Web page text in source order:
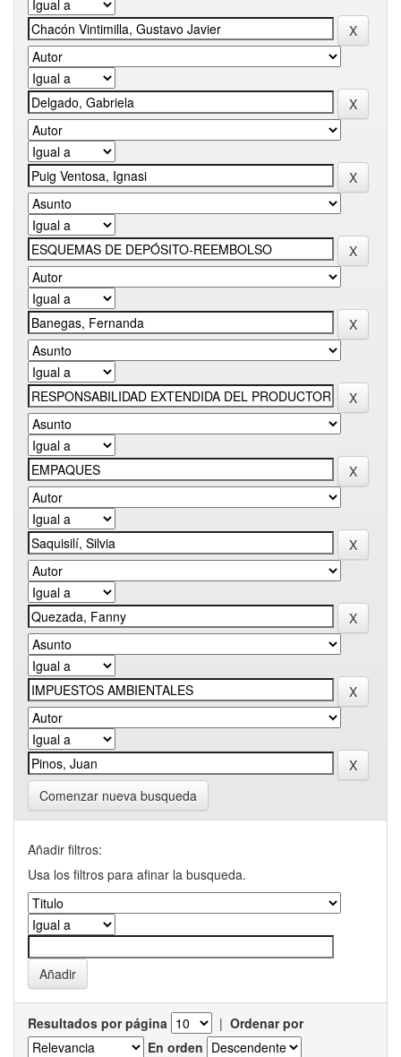
Comenzar nueva busqueda
Añadir filtros:
Usa los filtros para afinar la busqueda.
Resultados por página | Ordenar por
En orden